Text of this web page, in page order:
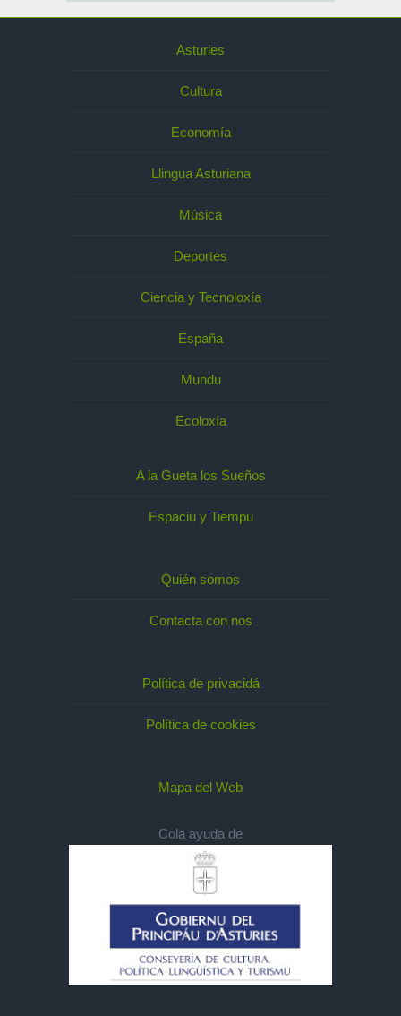
Asturies
Cultura
Economía
Llingua Asturiana
Música
Deportes
Ciencia y Tecnoloxía
España
Mundu
Ecoloxía
A la Gueta los Sueños
Espaciu y Tiempu
Quién somos
Contacta con nos
Política de privacidá
Política de cookies
Mapa del Web
Cola ayuda de